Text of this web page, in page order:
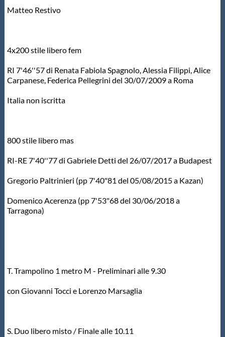
Contatti
Matteo Restivo
4x200 stile libero fem
RI 7'46''57 di Renata Fabiola Spagnolo, Alessia Filippi, Alice
Carpanese, Federica Pellegrini del 30/07/2009 a Roma
Italia non iscritta
800 stile libero mas
RI-RE 7'40''77 di Gabriele Detti del 26/07/2017 a Budapest
Gregorio Paltrinieri (pp 7'40"81 del 05/08/2015 a Kazan)
Domenico Acerenza (pp 7'53"68 del 30/06/2018 a
Tarragona)
T. Trampolino 1 metro M - Preliminari alle 9.30
con Giovanni Tocci e Lorenzo Marsaglia
S. Duo libero misto / Finale alle 10.11